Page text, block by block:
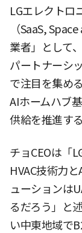
LGエレクトロ
（SaaS,
業者」として
パートナーシ
で注目を集め
AIホームハブ
供給を推進する
チョCEOは「
HVAC技術力
ューションは
るだろう」と
い中東地域で